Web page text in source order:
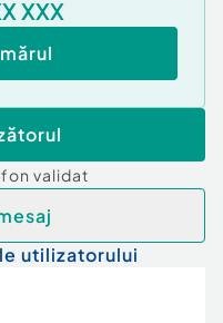
focusat pe
XXX
validat
utilizatorului